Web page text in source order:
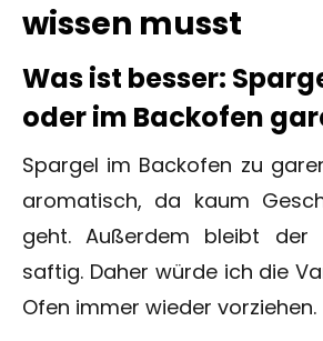
wissen musst
Was ist besser:
oder im Backofen
Spargel im Backofen zu
aromatisch, da kaum
geht. Außerdem bleibt der
saftig. Daher würde ich die
Ofen immer wieder vorziehen.